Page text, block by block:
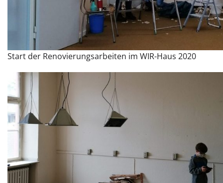
Start der Renovierungsarbeiten im WIR-Haus 2020